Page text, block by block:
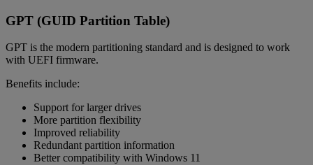
GPT (GUID Partition Table)
GPT is the modern partitioning standard and is designed to work
with UEFI firmware.
Benefits include:
Support for larger drives
More partition flexibility
Improved reliability
Redundant partition information
Better compatibility with Windows 11